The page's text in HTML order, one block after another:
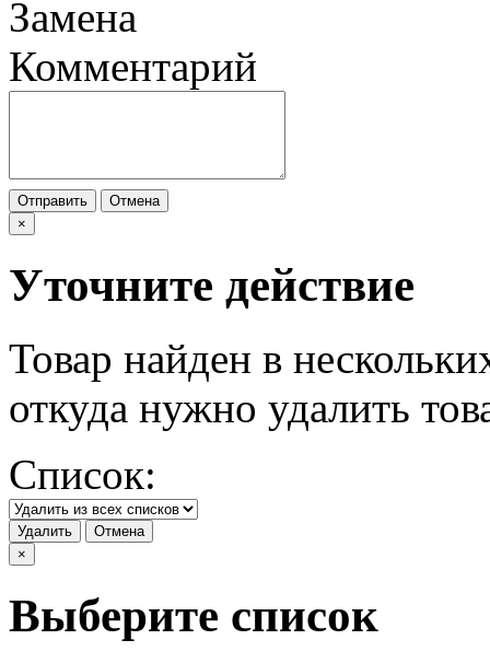
Замена
Комментарий
Отправить
Отмена
×
Уточните действие
Товар найден в
откуда нужно удалить
Список:
Удалить
Отмена
×
Выберите список